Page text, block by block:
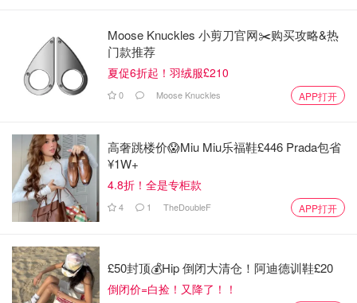
Moose Knuckles 小剪刀官网✂️购买攻略&热
门款推荐
夏促6折起！羽绒服£210
0 Moose Knuckles APP打开
高奢跳楼价😱Miu Miu乐福鞋£446 Prada包省
¥1W+
4.8折！全是专柜款
4 1 TheDoubleF APP打开
£50封顶💰Hip 倒闭大清仓！阿迪德训鞋£20
倒闭价=白捡！又降了！！